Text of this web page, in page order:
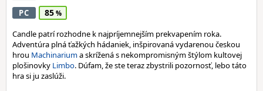
PC 85
Candle patrí rozhodne k najpríjemnejším prekvapením roka.
Adventúra plná ťažkých hádaniek, inšpirovaná vydarenou českou
hrou Machinariuma skrížená s nekompromisným štýlom kultovej
plošinovky Limbo. Dúfam, že ste teraz zbystrili pozornosť, lebo táto
hra si ju zaslúži.